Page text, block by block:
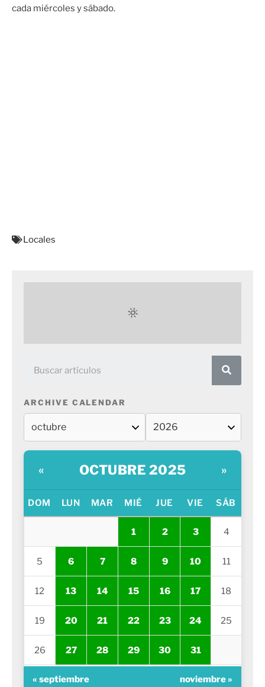
cada miércoles y sábado.
Locales
ARCHIVE CALENDAR
« OCTUBRE 2025 »
DOM LUN MAR MIÉ JUE VIE SÁB
1 2 3 4
5 6 7 8 9 10 11
12 13 14 15 16 17 18
19 20 21 22 23 24 25
26 27 28 29 30 31
« septiembre noviembre »